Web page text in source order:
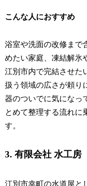
こんな人におすすめ
浴室や洗面の改修まで
めたい家庭、凍結解氷
江別市内で完結させた
扱う領域の広さが頼り
器のついでに気になっ
とめて整理する流れに
す。
3. 有限会社 水工房
江別市幸町の水道屋と